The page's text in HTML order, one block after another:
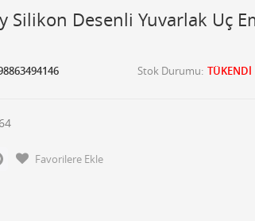
Silikon Desenli Yuvarlak Uç
Stok Durumu TÜKENDİ
PinterestFavorilere Ekle